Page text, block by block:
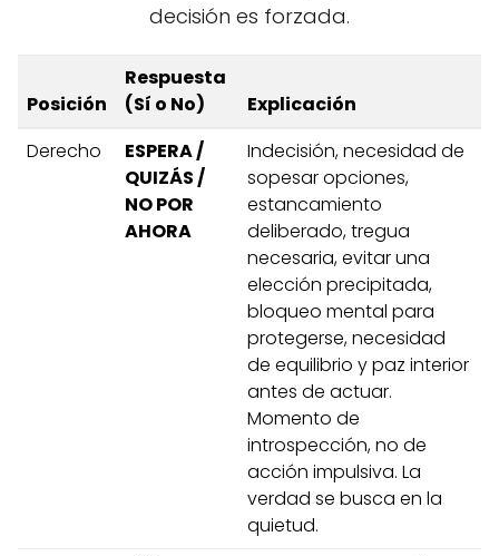
decisión es forzada.
Posición
Respuesta
(Sí o No)
Explicación
Derecho
ESPERA /
QUIZÁS /
NO POR
AHORA
Indecisión, necesidad de
sopesar opciones,
estancamiento
deliberado, tregua
necesaria, evitar una
elección precipitada,
bloqueo mental para
protegerse, necesidad
de equilibrio y paz interior
antes de actuar.
Momento de
introspección, no de
acción impulsiva. La
verdad se busca en la
quietud.